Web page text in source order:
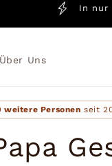
In nur 3-4
Über Uns
weitere Personen seit